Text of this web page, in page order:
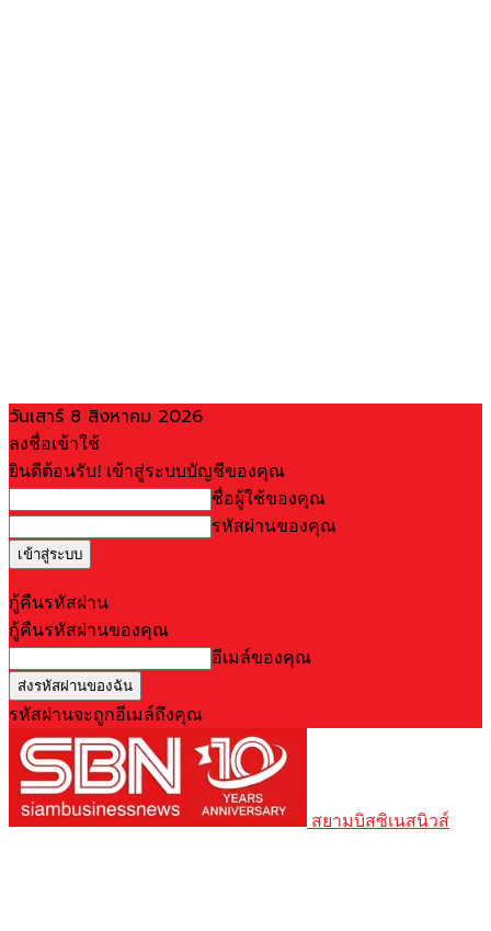
วันเสาร์ 8 สิงหาคม 2026
ลงชื่อเข้าใช้
ยินดีต้อนรับ! เข้าสู่ระบบบัญชีของคุณ
ชื่อผู้ใช้ของคุณ
รหัสผ่านของคุณ
กู้คืนรหัสผ่าน
กู้คืนรหัสผ่านของคุณ
อีเมล์ของคุณ
รหัสผ่านจะถูกอีเมล์ถึงคุณ
สยามบิสซิเนสนิวส์